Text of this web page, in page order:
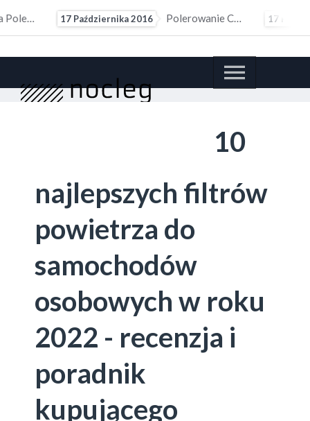
17 Października 2016 Polerowanie Czyli Skuteczna Renowacja Lakieru 17 Października
10
najlepszych filtrów
powietrza do
samochodów
osobowych w roku
2022 - recenzja i
poradnik
kupującego